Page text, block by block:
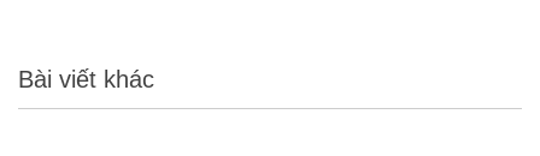
Bài viết khác